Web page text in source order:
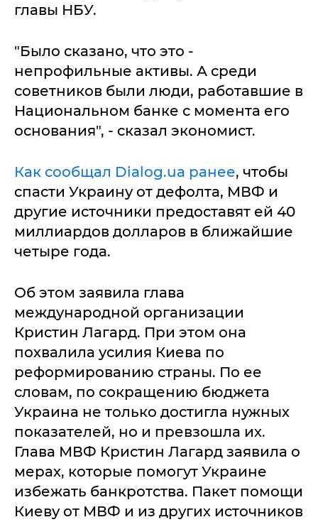
главы НБУ.
"Было сказано, что это -
непрофильные активы. А среди
советников были люди, работавшие в
Национальном банке с момента его
основания", - сказал экономист.
Как сообщал Dialog.ua ранее, чтобы
спасти Украину от дефолта, МВФ и
другие источники предоставят ей 40
миллиардов долларов в ближайшие
четыре года.
Об этом заявила глава
международной организации
Кристин Лагард. При этом она
похвалила усилия Киева по
реформированию страны. По ее
словам, по сокращению бюджета
Украина не только достигла нужных
показателей, но и превзошла их.
Глава МВФ Кристин Лагард заявила о
мерах, которые помогут Украине
избежать банкротства. Пакет помощи
Киеву от МВФ и из других источников